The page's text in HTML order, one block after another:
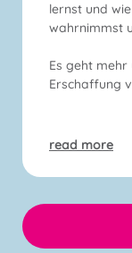
lernst und
wahrnimmst
Es geht
Erschaffung
read more